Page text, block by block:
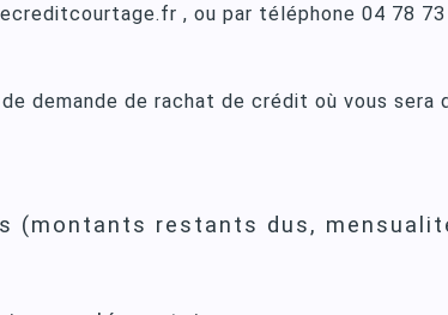
, ou par téléphone 04 78 73
demande de rachat de crédit où vous sera
(montants restants dus,